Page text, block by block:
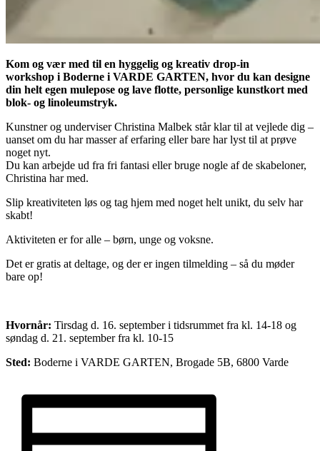
Kom og vær med til en hyggelig og kreativ drop-in
workshop i Boderne i VARDE GARTEN, hvor du kan designe
din helt egen mulepose og lave flotte, personlige kunstkort med
blok- og linoleumstryk.
Kunstner og underviser Christina Malbek står klar til at vejlede dig –
uanset om du har masser af erfaring eller bare har lyst til at prøve
noget nyt.
Du kan arbejde ud fra fri fantasi eller bruge nogle af de skabeloner,
Christina har med.
Slip kreativiteten løs og tag hjem med noget helt unikt, du selv har
skabt!
Aktiviteten er for alle – børn, unge og voksne.
Det er gratis at deltage, og der er ingen tilmelding – så du møder
bare op!
Hvornår: Tirsdag d. 16. september i tidsrummet fra kl. 14-18 og
søndag d. 21. september fra kl. 10-15
Sted: Boderne i VARDE GARTEN, Brogade 5B, 6800 Varde